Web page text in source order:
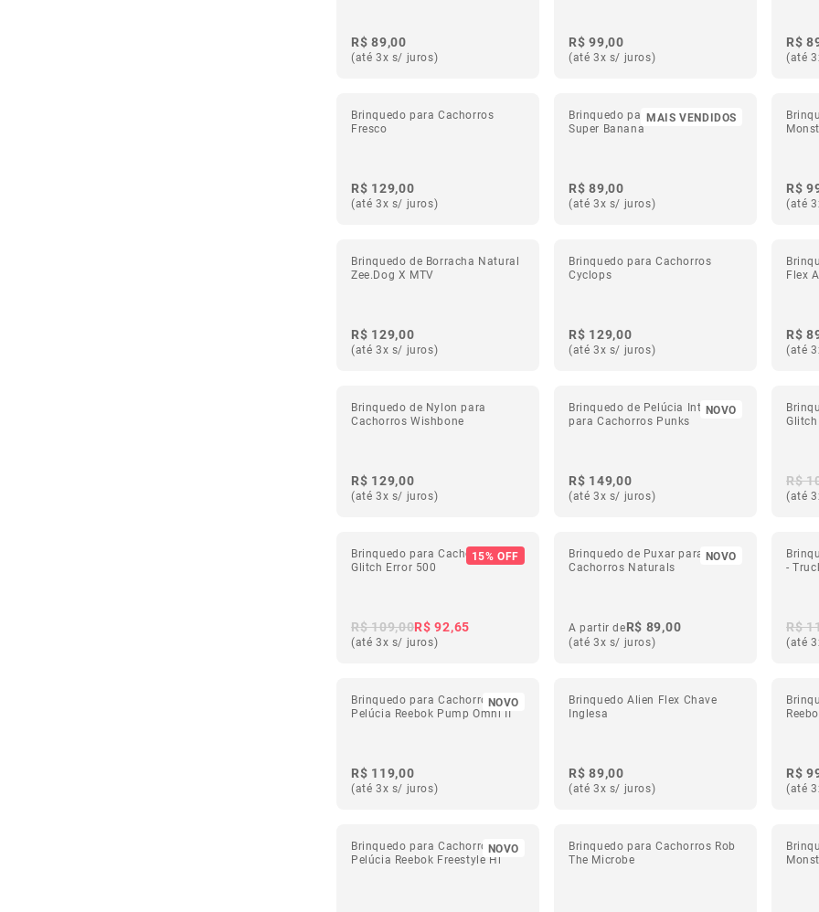
R$ 89,00
(até 3x s/ juros)
R$ 99,00
(até 3x s/ juros)
R$
(até
Brinquedo para Cachorros
Fresco
R$ 129,00
(até 3x s/ juros)
MAIS VENDIDOS
Brinquedo para Cachorros
Super Banana
R$ 89,00
(até 3x s/ juros)
R$
(até
Brinquedo de Borracha Natural
Zee.Dog X MTV
R$ 129,00
(até 3x s/ juros)
Brinquedo para Cachorros
Cyclops
R$ 129,00
(até 3x s/ juros)
Flex
R$
(até
Brinquedo de Nylon para
Cachorros Wishbone
R$ 129,00
(até 3x s/ juros)
NOVO
Brinquedo de Pelúcia Interativo
para Cachorros Punks
R$ 149,00
(até 3x s/ juros)
R$
(até
15% OFF
Brinquedo para Cachorros
Glitch Error 500
R$ 109,00R$ 92,65
(até 3x s/ juros)
NOVO
Brinquedo de Puxar para
Cachorros Naturals
A partir deR$ 89,00
(até 3x s/ juros)
-
R$
(até
NOVO
Brinquedo para Cachorros de
Pelúcia Reebok Pump Omni II
R$ 119,00
(até 3x s/ juros)
Brinquedo Alien Flex Chave
Inglesa
R$ 89,00
(até 3x s/ juros)
R$
(até
NOVO
Brinquedo para Cachorros de
Pelúcia Reebok Freestyle Hi
Brinquedo para Cachorros Rob
The Microbe